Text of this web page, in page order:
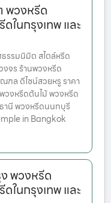
พวงหรีด
ในกรุงเทพ และ
รรมนิมิต สไตล์หรีด
จร ร้านพวงหรีด
ฑล ดีไซน์สวยหรู ราคา
งหรีดต้นไม้ พวงหรีด
านี พวงหรีดนนทบุรี
in Bangkok
พวงหรีด
ในกรุงเทพ และ